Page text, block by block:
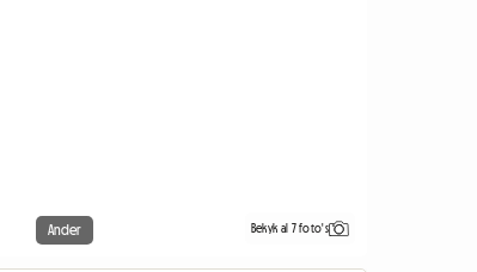
Ander Bekyk al 7 foto's